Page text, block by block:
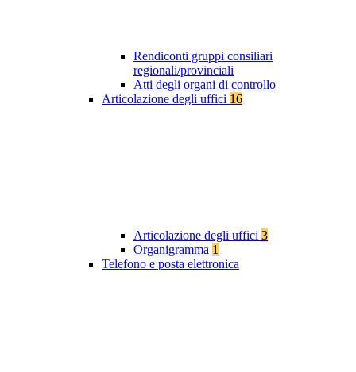
Rendiconti gruppi consiliari
regionali/provinciali
Atti degli organi di controllo
Articolazione degli uffici 16
Articolazione degli uffici 3
Organigramma 1
Telefono e posta elettronica